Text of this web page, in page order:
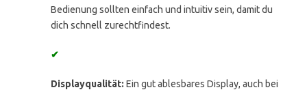
Bedienung sollten einfach und intuitiv sein, damit du
dich schnell zurechtfindest.
✔
Displayqualität: Ein gut ablesbares Display, auch bei